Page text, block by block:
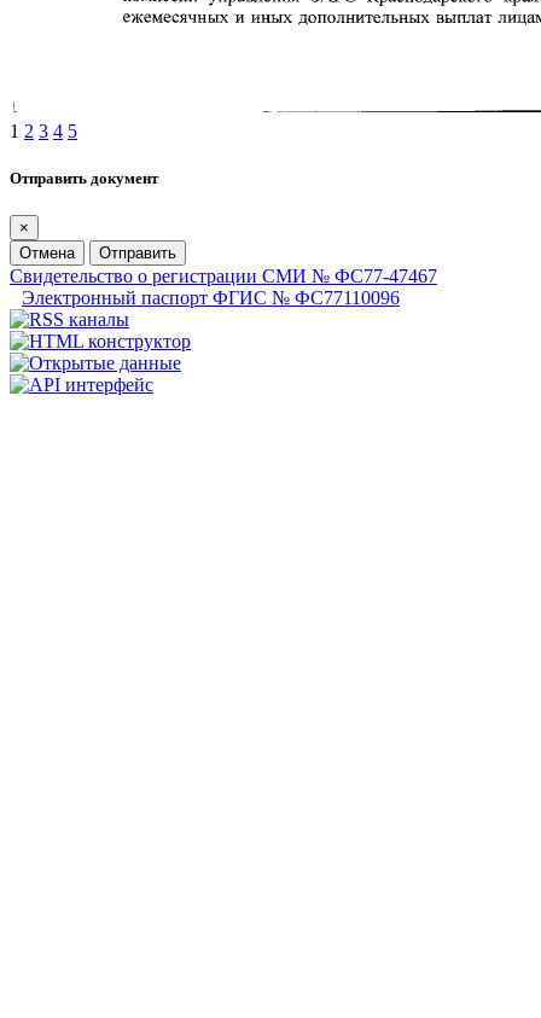
1 2 3 4 5
Отправить документ
×
Отмена
Отправить
Свидетельство о регистрации СМИ № ФС77-47467
Электронный паспорт ФГИС № ФС77110096